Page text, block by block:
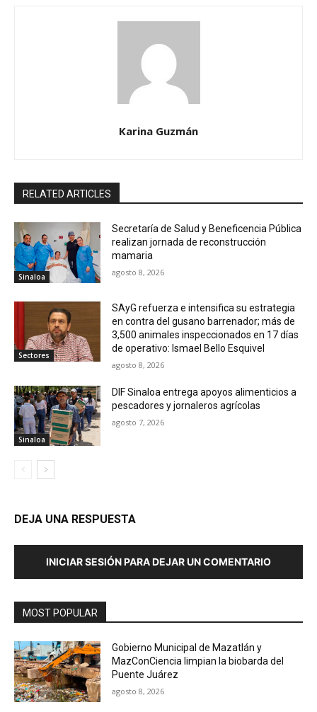
Karina Guzmán
RELATED ARTICLES
Sinaloa
Secretaría de Salud y Beneficencia Pública
realizan jornada de reconstrucción
mamaria
agosto 8, 2026
Sectores
SAyG refuerza e intensifica su estrategia
en contra del gusano barrenador; más de
3,500 animales inspeccionados en 17 días
de operativo: Ismael Bello Esquivel
agosto 8, 2026
Sinaloa
DIF Sinaloa entrega apoyos alimenticios a
pescadores y jornaleros agrícolas
agosto 7, 2026
DEJA UNA RESPUESTA
INICIAR SESIÓN PARA DEJAR UN COMENTARIO
MOST POPULAR
Gobierno Municipal de Mazatlán y
MazConCiencia limpian la biobarda del
Puente Juárez
agosto 8, 2026